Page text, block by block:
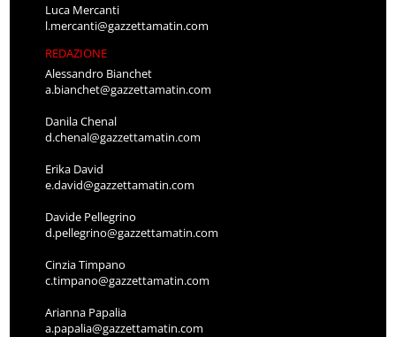
Luca Mercanti
l.mercanti@gazzettamatin.com
REDAZIONE
Alessandro Bianchet
a.bianchet@gazzettamatin.com
Danila Chenal
d.chenal@gazzettamatin.com
Erika David
e.david@gazzettamatin.com
Davide Pellegrino
d.pellegrino@gazzettamatin.com
Cinzia Timpano
c.timpano@gazzettamatin.com
Arianna Papalia
a.papalia@gazzettamatin.com